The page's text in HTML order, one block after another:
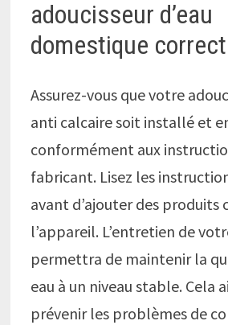
adoucisseur d’eau
domestique
Assurez-vous que votre
anti calcaire soit installé et
conformément aux
fabricant. Lisez les
avant d’ajouter des produits
l’appareil. L’entretien de
permettra de maintenir la
eau à un niveau stable. Cela
prévenir les problèmes de